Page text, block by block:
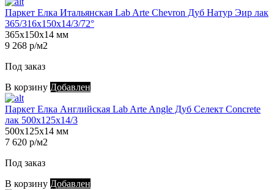
Паркет Елка Итальянская Lab Arte Chevron Дуб Натур Эир лак
365/316х150х14/3/72°
365х150х14 мм
9 268 р/м2
Под заказ
В корзину Добавлен
Паркет Елка Английская Lab Arte Angle Дуб Селект Concrete
лак 500х125х14/3
500х125х14 мм
7 620 р/м2
Под заказ
В корзину Добавлен